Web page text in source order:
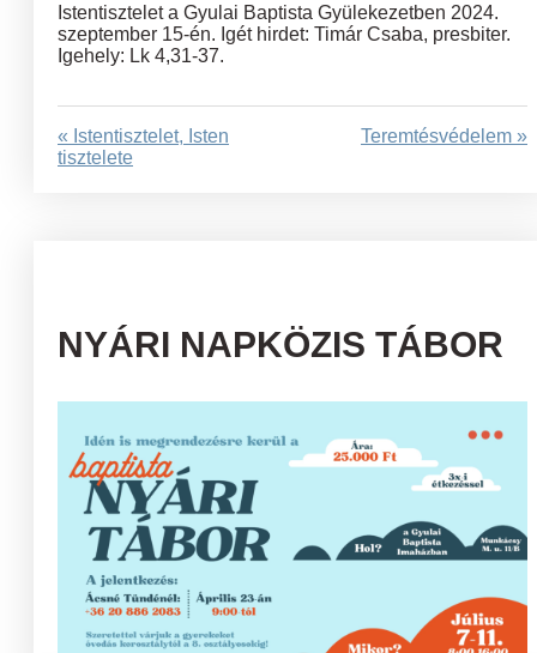
Istentisztelet a Gyulai Baptista Gyülekezetben 2024.
szeptember 15-én. Igét hirdet: Timár Csaba, presbiter.
Igehely: Lk 4,31-37.
« Istentisztelet, Isten
tisztelete
Teremtésvédelem »
NYÁRI NAPKÖZIS TÁBOR